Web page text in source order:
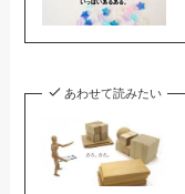
あわせて読みたい